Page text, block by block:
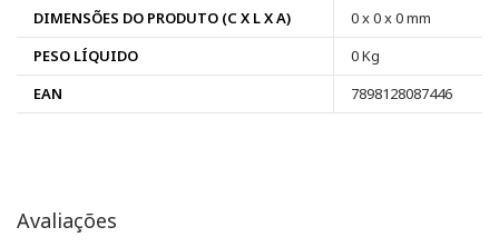
DIMENSÕES DO PRODUTO (C X L X A)
0 x 0 x 0 mm
PESO LÍQUIDO
0 Kg
EAN
7898128087446
Avaliações